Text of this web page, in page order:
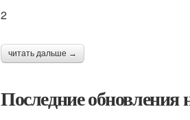
2
читать дальше →
Последние обновления